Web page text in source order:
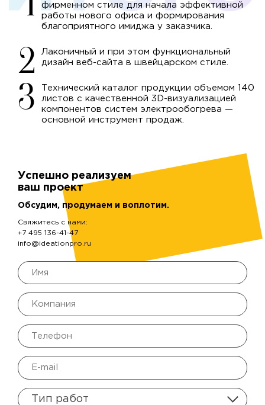
фирменном стиле для начала эффективной
работы нового офиса и формирования
благоприятного имиджа у заказчика.
Лаконичный и при этом функциональный
дизайн веб-сайта в швейцарском стиле.
Технический каталог продукции объемом 140
листов с качественной 3D-визуализацией
компонентов систем электрообогрева —
основной инструмент продаж.
Успешно реализуем
ваш проект
Обсудим, продумаем и воплотим.
Свяжитесь с нами:
+7 495 136-41-47
info@ideationpro.ru
Тип работ